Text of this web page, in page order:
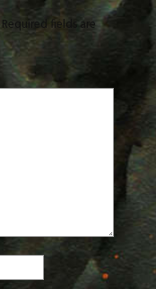
Required fields are